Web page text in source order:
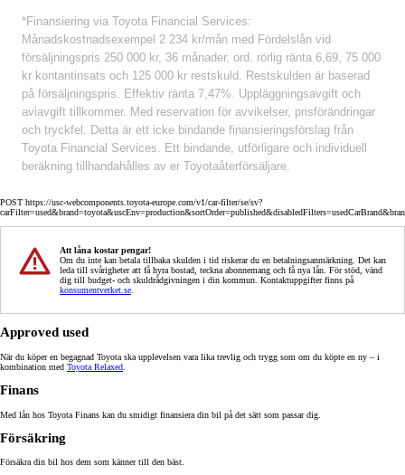
*Finansiering via Toyota Financial Services:
Månadskostnadsexempel 2 234 kr/mån med Fördelslån vid
försäljningspris 250 000 kr, 36 månader, ord. rörlig ränta 6,69, 75 000
kr kontantinsats och 125 000 kr restskuld. Restskulden är baserad
på försäljningspris. Effektiv ränta 7,47%. Uppläggningsavgift och
aviavgift tillkommer. Med reservation för avvikelser, prisförändringar
och tryckfel. Detta är ett icke bindande finansieringsförslag från
Toyota Financial Services. Ett bindande, utförligare och individuell
beräkning tillhandahålles av er Toyotaåterförsäljare.
POST https://usc-webcomponents.toyota-europe.com/v1/car-filter/se/sv?
Att låna kostar pengar!
Om du inte kan betala tillbaka skulden i tid riskerar du en betalningsanmärkning. Det kan
leda till svårigheter att få hyra bostad, teckna abonnemang och få nya lån. För stöd, vänd
dig till budget- och skuldrådgivningen i din kommun. Kontaktuppgifter finns på
konsumentverket.se
Approved used
När du köper en begagnad Toyota ska upplevelsen vara lika trevlig och trygg som om du köpte en ny – i
kombination med Toyota Relaxed
Finans
Med lån hos Toyota Finans kan du smidigt finansiera din bil på det sätt som passar dig.
Försäkring
Försäkra din bil hos dem som känner till den bäst.